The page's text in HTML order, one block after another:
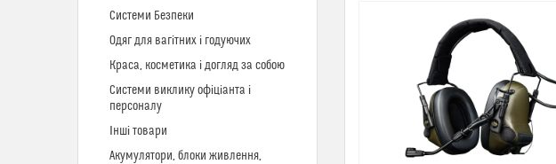
Системи Безпеки
Одяг для вагітних і годуючих
Краса, косметика і догляд за собою
Системи виклику офіціанта і
персоналу
Інші товари
Акумулятори, блоки живлення,